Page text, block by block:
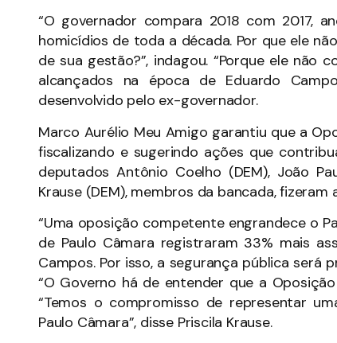
“O governador compara 2018 com 2017,
homicídios de toda a década. Por que ele
de sua gestão?”, indagou. “Porque ele não
alcançados na época de Eduardo
desenvolvido pelo ex-governador.
Marco Aurélio Meu Amigo garantiu que a
fiscalizando e sugerindo ações que
deputados Antônio Coelho (DEM), João
Krause (DEM), membros da bancada,
“Uma oposição competente engrandece o
de Paulo Câmara registraram 33% mais
Campos. Por isso, a segurança pública será
“O Governo há de entender que a
“Temos o compromisso de representar
Paulo Câmara”, disse Priscila Krause.